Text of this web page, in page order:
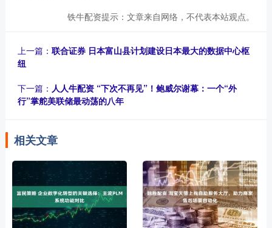
铁牛配资提示：文章来自网络，不代表本站观点。
上一篇： 联合证券 日本富山县计划建设日本最大的数据中心枢
纽
下一篇： 人人牛配资 “下次不再见”！鲍威尔谢幕：一个“外
行”掌舵美联储最动荡的八年
相关文章